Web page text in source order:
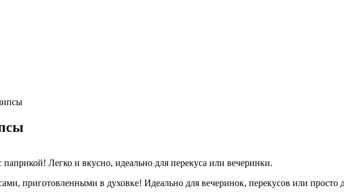
Легко и вкусно, идеально для перекуса или вечеринки.
приготовленными в духовке! Идеально для вечеринок, перекусов или